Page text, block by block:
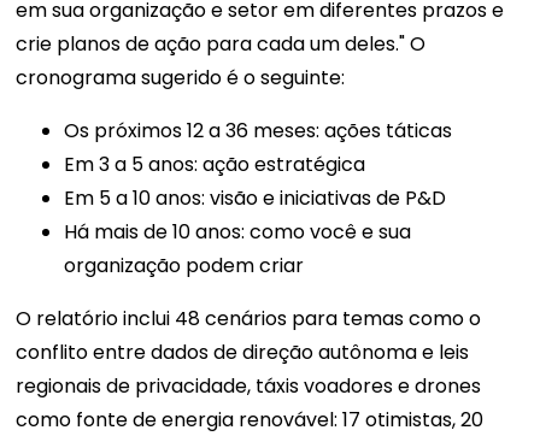
em sua organização e setor em diferentes prazos e
crie planos de ação para cada um deles." O
cronograma sugerido é o seguinte:
Os próximos 12 a 36 meses: ações táticas
Em 3 a 5 anos: ação estratégica
Em 5 a 10 anos: visão e iniciativas de P&D
Há mais de 10 anos: como você e sua
organização podem criar
O relatório inclui 48 cenários para temas como o
conflito entre dados de direção autônoma e leis
regionais de privacidade, táxis voadores e drones
como fonte de energia renovável: 17 otimistas, 20